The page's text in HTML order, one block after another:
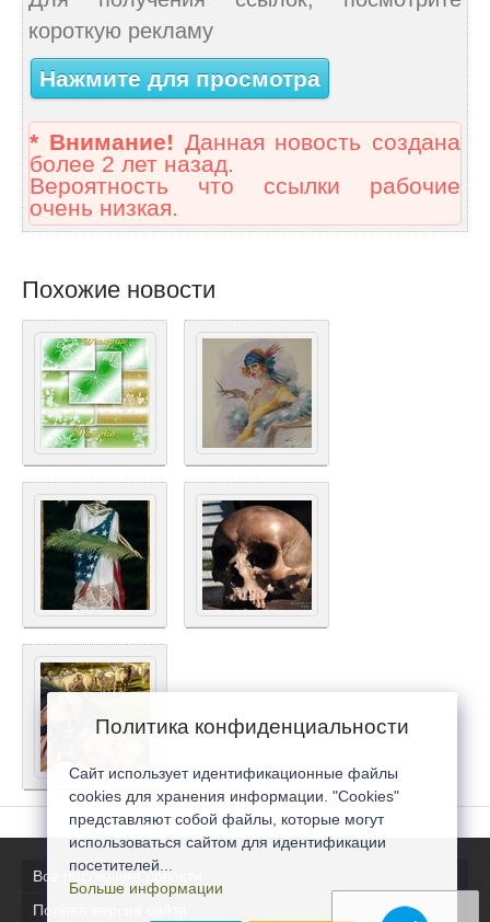
короткую рекламу
Нажмите для просмотра
* Внимание! Данная новость создана
более 2 лет назад.
Вероятность что ссылки рабочие
очень низкая.
Похожие новости
Все последние новости
Полная версия сайта
Политика конфиденциальности
Сайт использует идентификационные файлы
cookies для хранения информации. "Cookies"
представляют собой файлы, которые могут
использоваться сайтом для идентификации
посетителей...
Больше информации